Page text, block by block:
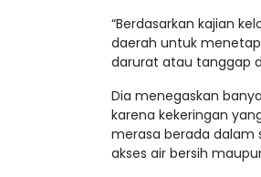
“Berdasarkan kajian
daerah untuk
darurat atau tanggap
Dia menegaskan
karena kekeringan
merasa berada dalam
akses air bersih